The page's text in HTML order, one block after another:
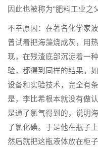
因此也被称为“肥料工业之父
不幸原因：在著名化学家
曾试着把海藻烧成灰，用
现，在残渣底部沉淀着一
验，都得到同样的结果。
设备和实验技术，完全有
是，李比希根本就没有做
是通了氯气得到的，说明
了氯化碘。于是他在瓶子
然后就把这瓶液体放在柜